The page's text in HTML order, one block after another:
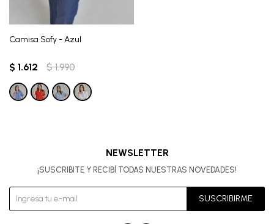
Camisa Sofy - Azul
$ 1.612 $ 1.990
NEWSLETTER
¡SUSCRIBITE Y RECIBÍ TODAS NUESTRAS NOVEDADES!
SUSCRIBIRME